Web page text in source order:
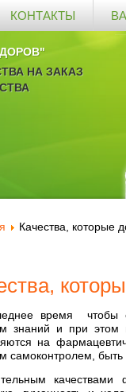
НА ЗАКАЗ
КОНТАКТЫ
Качества, которые
время чтобы
знаний и при этом
на
самоконтролем,
качествами